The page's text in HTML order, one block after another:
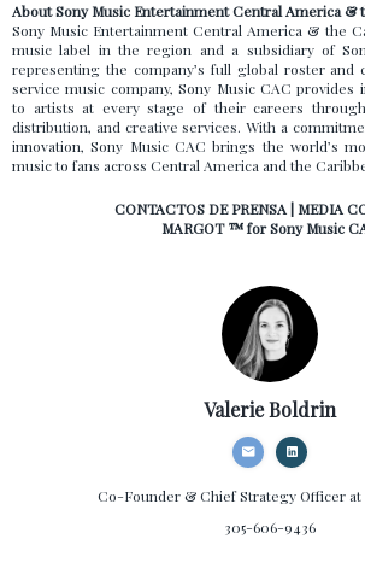
About Sony Music Entertainment Central America &
Sony Music Entertainment Central America & the
music label in the region and a subsidiary of
representing the company’s full global roster and
service music company, Sony Music CAC
to artists at every stage of their careers
distribution, and creative services. With a
innovation, Sony Music CAC brings the world’s
music to fans across Central America and the
CONTACTOS DE PRENSA | MEDIA
MARGOT ™ for Sony Music
Valerie Boldrin
Co-Founder & Chief Strategy Officerat
305-606-9436